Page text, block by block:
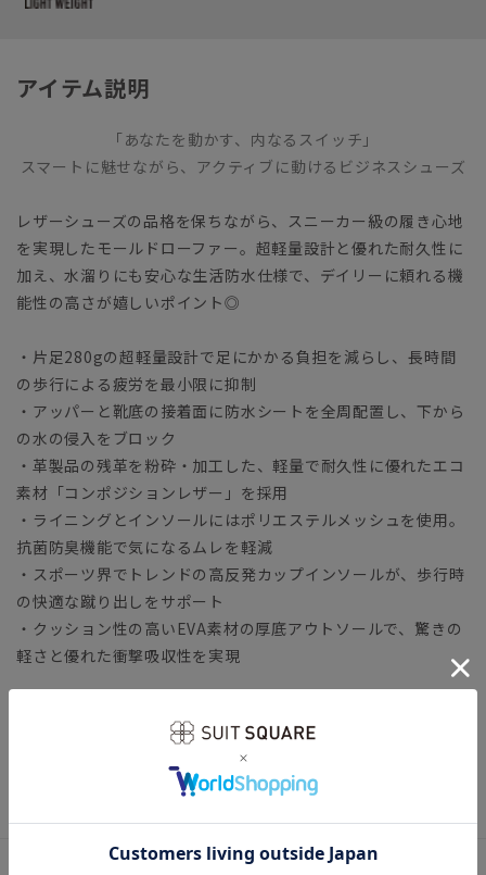
アイテム説明
「あなたを動かす、内なるスイッチ」
スマートに魅せながら、アクティブに動けるビジネスシューズ
レザーシューズの品格を保ちながら、スニーカー級の履き心地
を実現したモールドローファー。超軽量設計と優れた耐久性に
加え、水溜りにも安心な生活防水仕様で、デイリーに頼れる機
能性の高さが嬉しいポイント◎
・片足280gの超軽量設計で足にかかる負担を減らし、長時間
の歩行による疲労を最小限に抑制
・アッパーと靴底の接着面に防水シートを全周配置し、下から
の水の侵入をブロック
・革製品の残革を粉砕・加工した、軽量で耐久性に優れたエコ
素材「コンポジションレザー」を採用
・ライニングとインソールにはポリエステルメッシュを使用。
抗菌防臭機能で気になるムレを軽減
・スポーツ界でトレンドの高反発カップインソールが、歩行時
の快適な蹴り出しをサポート
・クッション性の高いEVA素材の厚底アウトソールで、驚きの
軽さと優れた衝撃吸収性を実現
◆スーツに合うビジネスシューズ12選｜基本の一足をご紹介